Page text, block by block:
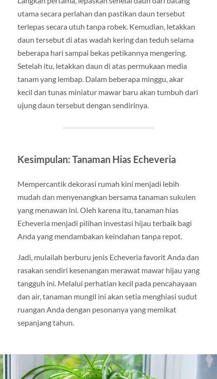
utama secara perlahan dan pastikan daun tersebut
terlepas secara utuh tanpa robek. Kemudian, letakkan
daun tersebut di atas wadah kering dan teduh selama
beberapa hari sampai bekas petikannya mengering.
Setelah itu, letakkan daun di atas permukaan media
tanam yang lembap. Dalam beberapa minggu, akar
kecil dan tunas miniatur mawar baru akan tumbuh dari
ujung daun tersebut dengan sendirinya.
Kesimpulan: Tanaman Hias Echeveria
Mempercantik dekorasi rumah kini menjadi lebih
mudah dan menyenangkan bersama tanaman sukulen
yang menawan ini. Oleh karena itu, tanaman hias
Echeveria menjadi pilihan investasi hijau terbaik bagi
Anda yang mendambakan keindahan tanpa repot.
Jadi, mulailah berburu jenis Echeveria favorit Anda dan
rasakan sendiri kesenangan merawat mawar hijau yang
tangguh ini. Melalui perhatian kecil pada pencahayaan
dan air, tanaman mungil ini akan setia menghiasi sudut
ruangan Anda dengan pesonanya yang memikat
sepanjang tahun.